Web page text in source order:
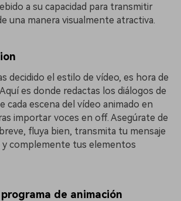
a su capacidad para transmitir
una manera visualmente atractiva.
decidido el estilo de vídeo, es hora de
es donde redactas los diálogos de
cada escena del vídeo animado en
importar voces en off. Asegúrate de
fluya bien, transmita tu mensaje
y complemente tus elementos
de animación